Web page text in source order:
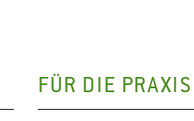
FÜR DIE PRAXIS